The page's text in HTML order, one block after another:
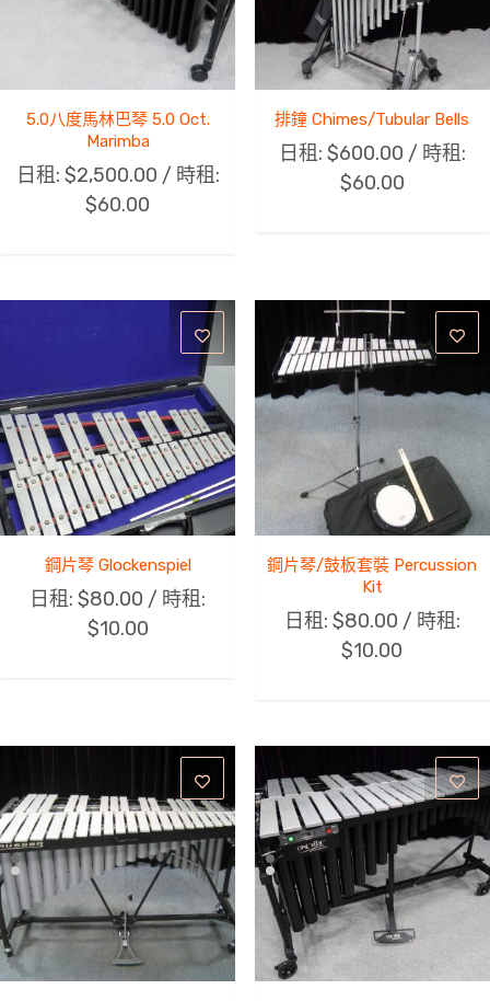
5.0八度馬林巴琴 5.0 Oct.
Marimba
日租: $2,500.00 / 時租:
$60.00
排鐘 Chimes/Tubular Bells
日租: $600.00 / 時租:
$60.00
鋼片琴 Glockenspiel
日租:$80.00 / 時租:
$10.00
鋼片琴/鼓板套裝 Percussion
Kit
日租: $80.00 / 時租:
$10.00